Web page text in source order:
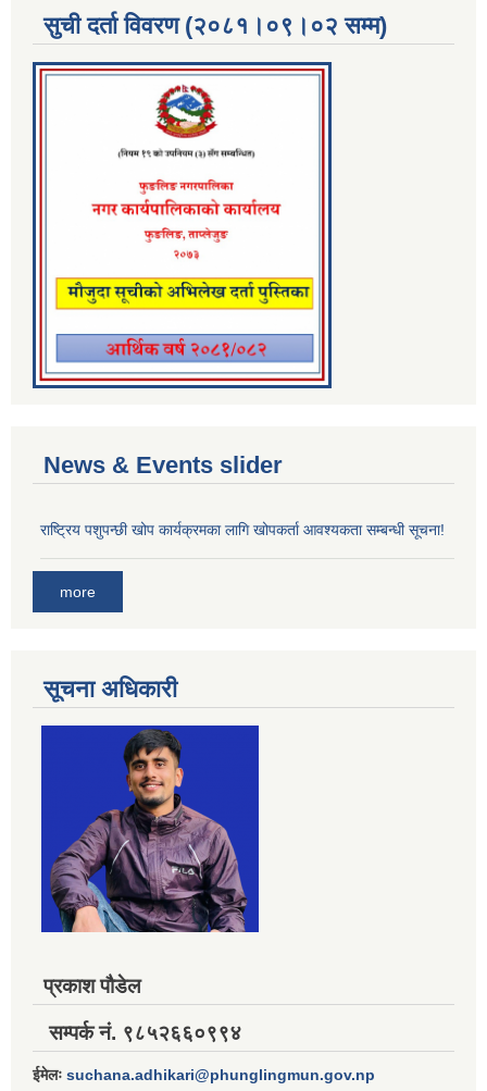
सुची दर्ता विवरण (२०८१।०९।०२ सम्म)
News & Events slider
राष्ट्रिय पशुपन्छी खोप कार्यक्रमका लागि खोपकर्ता आवश्यकता सम्बन्धी सूचना!
more
सूचना अधिकारी
प्रकाश पौडेल
सम्पर्क नं. ९८५२६६०९९४
ईमेलः suchana.adhikari@phunglingmun.gov.np